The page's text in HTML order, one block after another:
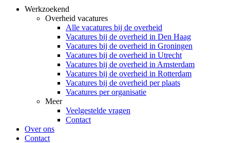
Werkzoekend
Overheid vacatures
Alle vacatures bij de overheid
Vacatures bij de overheid in Den Haag
Vacatures bij de overheid in Groningen
Vacatures bij de overheid in Utrecht
Vacatures bij de overheid in Amsterdam
Vacatures bij de overheid in Rotterdam
Vacatures bij de overheid per plaats
Vacatures per organisatie
Meer
Veelgestelde vragen
Contact
Over ons
Contact